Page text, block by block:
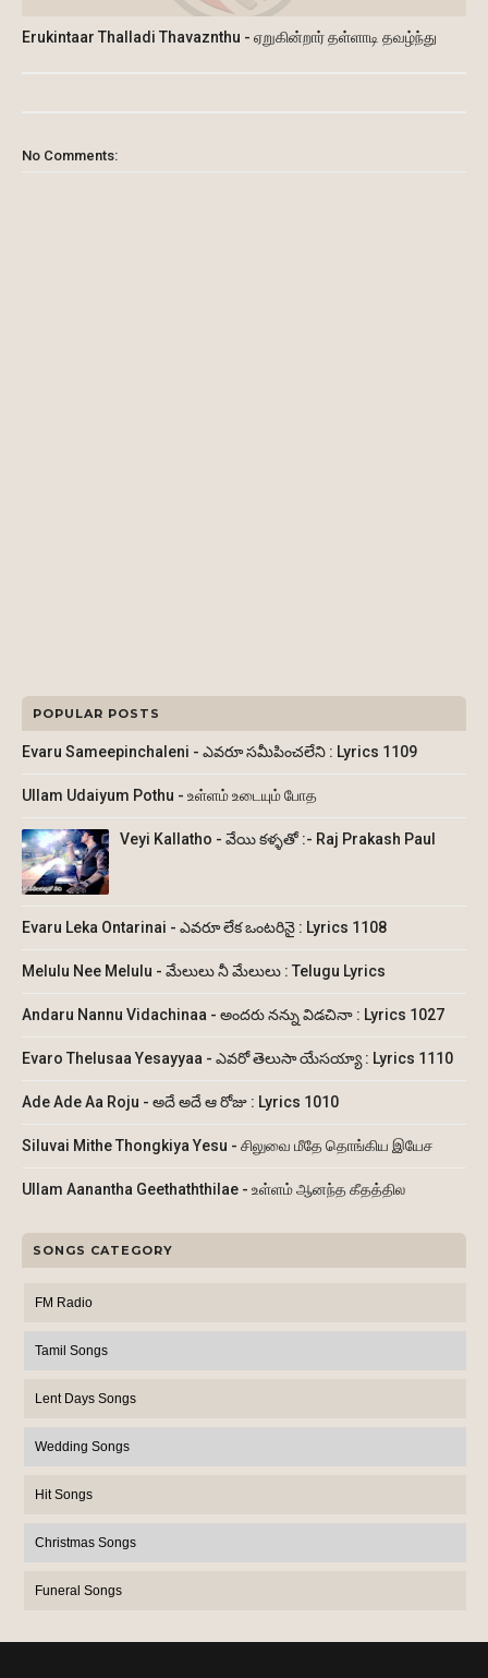
Erukintaar Thalladi Thavaznthu - ஏறுகின்றார் தள்ளாடி தவழ்ந்து
No Comments:
POPULAR POSTS
Evaru Sameepinchaleni - ఎవరూ సమీపించలేని : Lyrics 1109
Ullam Udaiyum Pothu - உள்ளம் உடையும் போத
Veyi Kallatho - వేయి కళ్ళతో :- Raj Prakash Paul
Evaru Leka Ontarinai - ఎవరూ లేక ఒంటరినై : Lyrics 1108
Melulu Nee Melulu - మేలులు నీ మేలులు : Telugu Lyrics
Andaru Nannu Vidachinaa - అందరు నన్ను విడచినా : Lyrics 1027
Evaro Thelusaa Yesayyaa - ఎవరో తెలుసా యేసయ్యా : Lyrics 1110
Ade Ade Aa Roju - అదే అదే ఆ రోజు : Lyrics 1010
Siluvai Mithe Thongkiya Yesu - சிலுவை மீதே தொங்கிய இயேச
Ullam Aanantha Geethaththilae - உள்ளம் ஆனந்த கீதத்தில
SONGS CATEGORY
FM Radio
Tamil Songs
Lent Days Songs
Wedding Songs
Hit Songs
Christmas Songs
Funeral Songs